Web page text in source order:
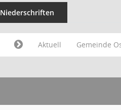
Niederschriften
Aktuell Gemeinde